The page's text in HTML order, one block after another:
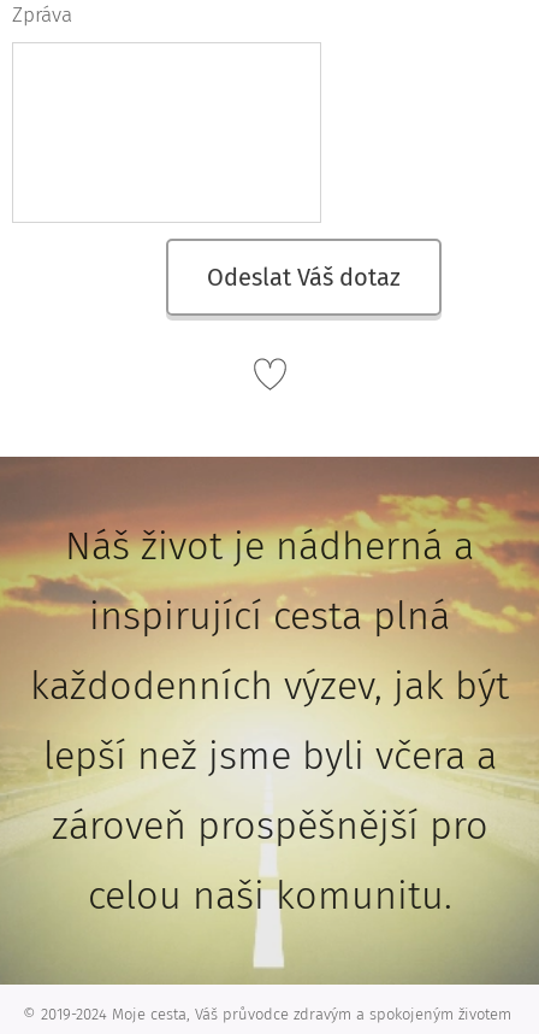
Zpráva
Odeslat Váš dotaz
Náš život je nádherná a
inspirující cesta plná
každodenních výzev, jak být
lepší než jsme byli včera a
zároveň prospěšnější pro
celou naši komunitu.
© 2019-2024 Moje cesta, Váš průvodce zdravým a spokojeným životem